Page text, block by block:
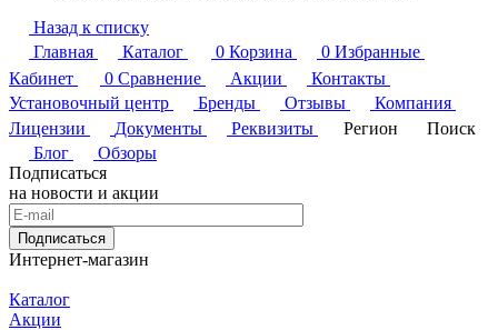
Назад к списку
Главная
Каталог 0 Корзина 0 Избранные
Кабинет
0 Сравнение Акции
Контакты
Установочный центр
Бренды Отзывы
Компания
Лицензии
Документы Реквизиты Регион
Поиск
Блог
Обзоры
Подписаться
на новости и акции
Подписаться
Интернет-магазин
Каталог
Акции